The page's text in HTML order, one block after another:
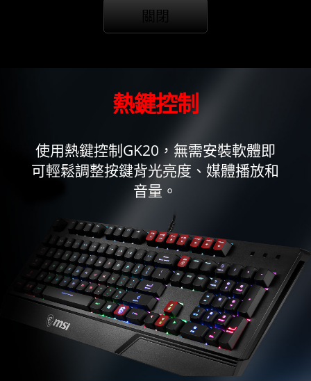
關閉
熱鍵控制
使用熱鍵控制GK20，無需安裝軟體即
可輕鬆調整按鍵背光亮度、媒體播放和
音量。